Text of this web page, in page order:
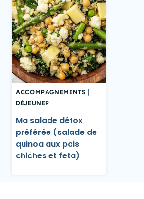
ACCOMPAGNEMENTS
DÉJEUNER
Ma salade détox
préférée (salade de
quinoa aux pois
chiches et feta)